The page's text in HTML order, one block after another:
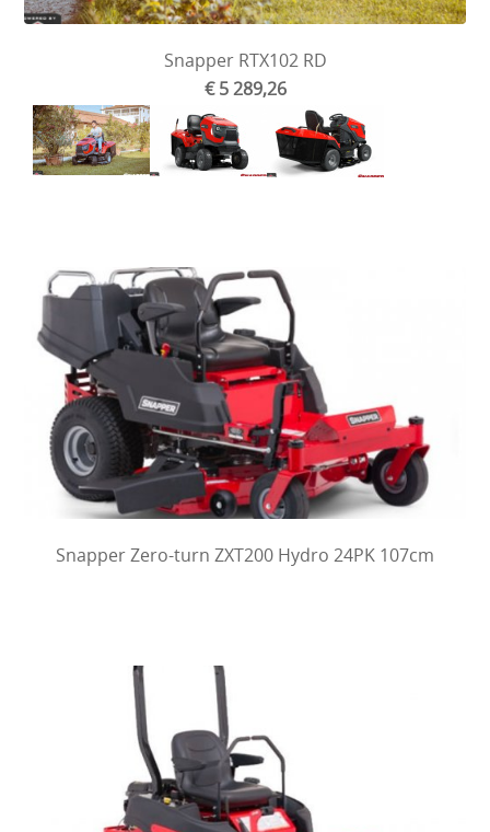
Snapper RTX102 RD
€ 5 289,26
Snapper Zero-turn ZXT200 Hydro 24PK 107cm